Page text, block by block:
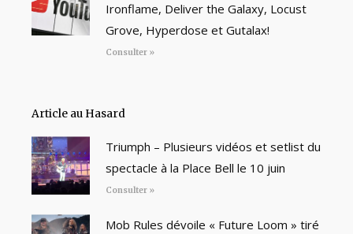
Ironflame, Deliver the Galaxy, Locust
Grove, Hyperdose et Gutalax!
Consulter »
Article au Hasard
Triumph – Plusieurs vidéos et setlist du
spectacle à la Place Bell le 10 juin
Consulter »
Mob Rules dévoile « Future Loom » tiré